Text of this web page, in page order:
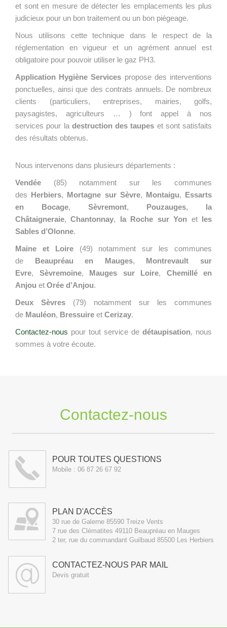
et sont en mesure de détecter les emplacements les plus
judicieux pour un bon traitement ou un bon piégeage.
Nous utilisons cette technique dans le respect de la
réglementation en vigueur et un agrément annuel est
obligatoire pour pouvoir utiliser le gaz PH3.
Application Hygiène Services propose des interventions
ponctuelles, ainsi que des contrats annuels. De nombreux
clients (particuliers, entreprises, mairies, golfs,
paysagistes, agriculteurs … ) font appel à nos
services pour la destruction des taupes et sont satisfaits
des résultats obtenus.
Nous intervenons dans plusieurs départements :
Vendée (85) notamment sur les communes
des Herbiers, Mortagne sur Sèvre, Montaigu, Essarts
en Bocage, Sèvremont, Pouzauges, la
Châtaigneraie,Chantonnay, la Roche sur Yon et les
Sables d’Olonne.
Maine et Loire(49) notamment sur les communes
de Beaupréau en Mauges, Montrevault sur
Evre, Sèvremoine, Mauges sur Loire, Chemillé en
Anjou et Orée d’Anjou.
Deux Sèvres (79) notamment sur les communes
de Mauléon, Bressuire et Cerizay.
Contactez-nous pour tout service de détaupisation, nous
sommes à votre écoute.
Contactez-nous
POUR TOUTES QUESTIONS
Mobile : 06 87 26 67 92
PLAN D'ACCÈS
30 rue de Galerne 85590 Treize Vents
7 rue des Clématites 49110 Beaupréau en Mauges
2 ter, rue du commandant Guilbaud 85500 Les Herbiers
CONTACTEZ-NOUS PAR MAIL
Devis gratuit